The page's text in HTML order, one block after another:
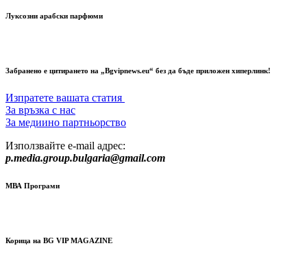
Луксозни арабски парфюми
Забранено е цитирането на „Bgvipnews.eu“ без да бъде приложен хиперлинк!
Изпратете вашата статия
За връзка с нас
За медиино партньорство
Използвайте e-mail адрес:
p.media.group.bulgaria@gmail.com
МВА Програми
Корица на BG VIP MAGAZINE